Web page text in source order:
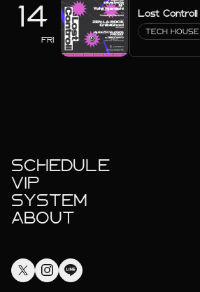
14
FRI
Lost Controll
TECH HOUSE
SCHEDULE
VIP
SYSTEM
ABOUT